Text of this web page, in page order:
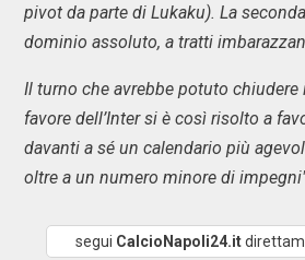
pivot da parte di Lukaku). La
dominio assoluto, a tratti
Il turno che avrebbe potuto
favore dell’Inter si è così risolto a
davanti a sé un calendario più
oltre a un numero minore di
segui CalcioNapoli24.it